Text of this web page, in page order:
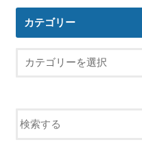
カテゴリー